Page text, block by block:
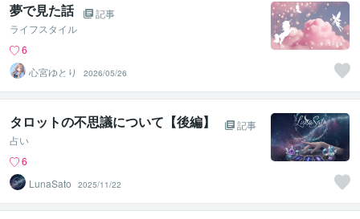
夢で見た話
記事
ライフスタイル
6
心宮ゆとり
2026/05/26
タロットの不思議について【後編】
記事
占い
6
LunaSato
2025/11/22